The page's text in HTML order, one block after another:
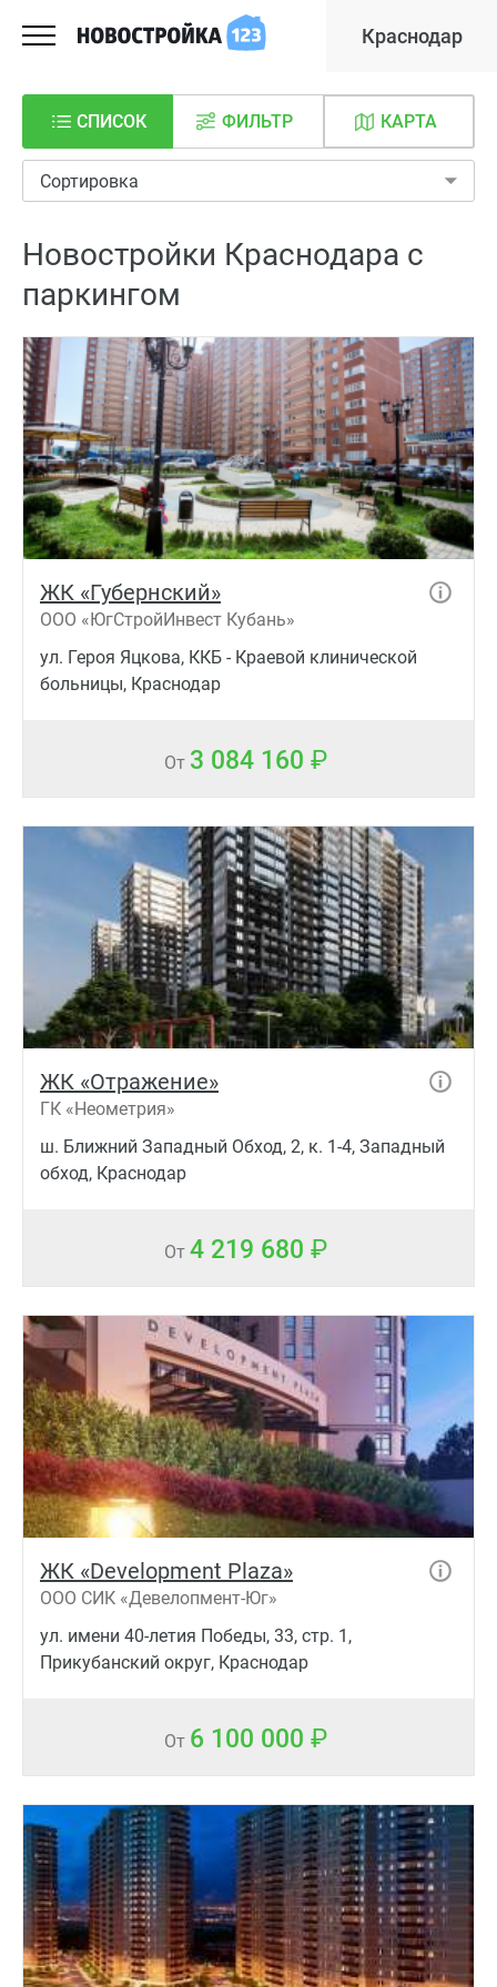
Краснодар
СПИСОК КАРТА
ФИЛЬТР
Сортировка
Новостройки Краснодара с
паркингом
ЖК «Губернский»
ООО «ЮгСтройИнвест Кубань»
ул. Героя Яцкова, ККБ - Краевой клинической
больницы, Краснодар
От 3 084 160
ЖК «Отражение»
ГК «Неометрия»
ш. Ближний Западный Обход, 2, к. 1-4, Западный
обход, Краснодар
От 4 219 680
ЖК «Development Plaza»
ООО СИК «Девелопмент-Юг»
ул. имени 40-летия Победы, 33, стр. 1,
Прикубанский округ, Краснодар
От 6 100 000